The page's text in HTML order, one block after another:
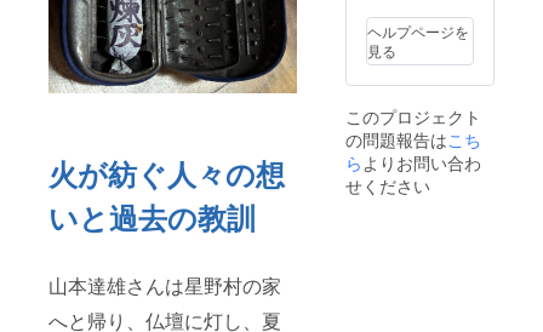
火が紡ぐ人々の想
いと過去の教訓
山本達雄さんは星野村の家
へと帰り、仏壇に灯し、夏
ヘルプページを
見る
このプロジェクト
の問題報告はこち
らよりお問い合わ
せください